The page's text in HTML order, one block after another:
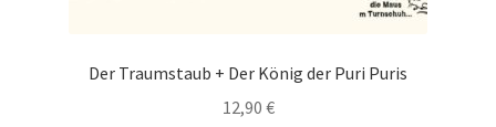
Der Traumstaub + Der König der Puri Puris
12,90 €